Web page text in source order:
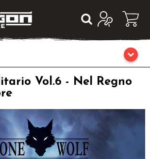
Vol.6 - Nel Regno